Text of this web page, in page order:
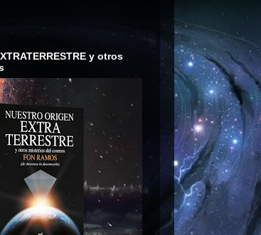
y otros